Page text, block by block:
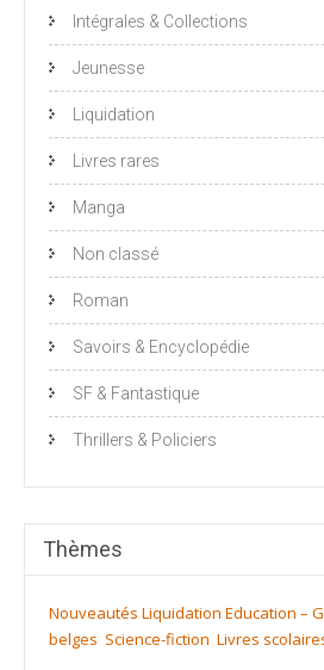
Intégrales & Collections
Jeunesse
Liquidation
Livres rares
Manga
Non classé
Roman
Savoirs & Encyclopédie
SF & Fantastique
Thrillers & Policiers
Thèmes
Nouveautés Liquidation Education –
belges Science-fiction Livres